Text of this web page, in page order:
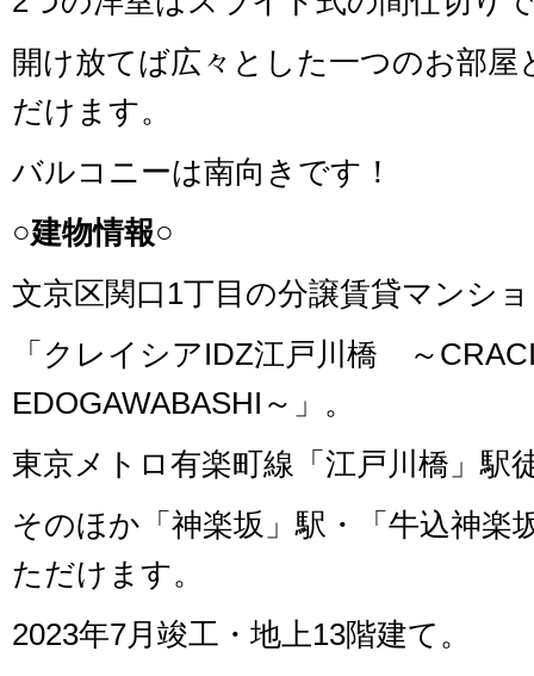
開け放てば広々とした一つのお部屋
だけます。
バルコニーは南向きです！
○建物情報○
文京区関口1丁目の分譲賃貸マンシ
「クレイシアIDZ江戸川橋 ～
EDOGAWABASHI～」。
東京メトロ有楽町線「江戸川橋」駅
そのほか「神楽坂」駅・「牛込神楽
ただけます。
2023年7月竣工・地上13階建て。